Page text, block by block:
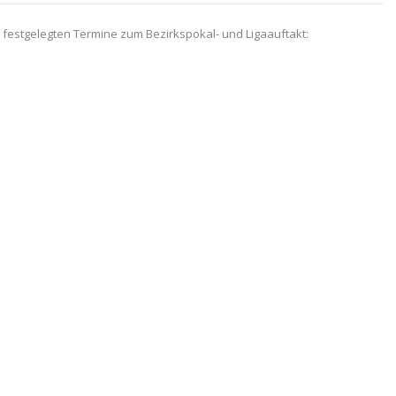
Termine zum Bezirkspokal- und Ligaauftakt: